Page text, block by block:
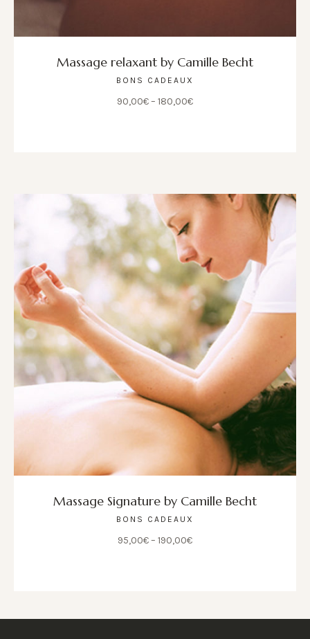
Massage relaxant by Camille Becht
BONS CADEAUX
90,00€– 180,00€
Massage Signature by Camille Becht
BONS CADEAUX
95,00€– 190,00€